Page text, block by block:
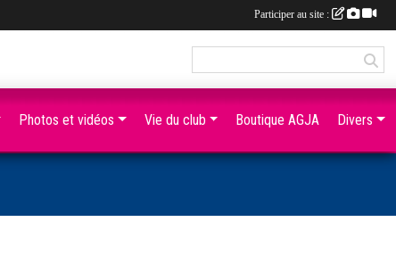
Photos et vidéos Vie du club Boutique AGJA Divers
Participer au site :